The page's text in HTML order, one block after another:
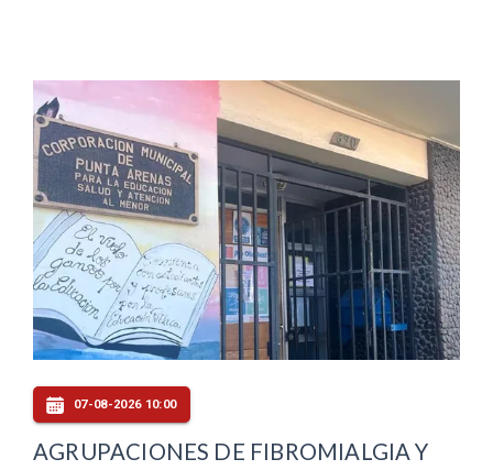
07-08-2026 10:00
AGRUPACIONES DE FIBROMIALGIA Y